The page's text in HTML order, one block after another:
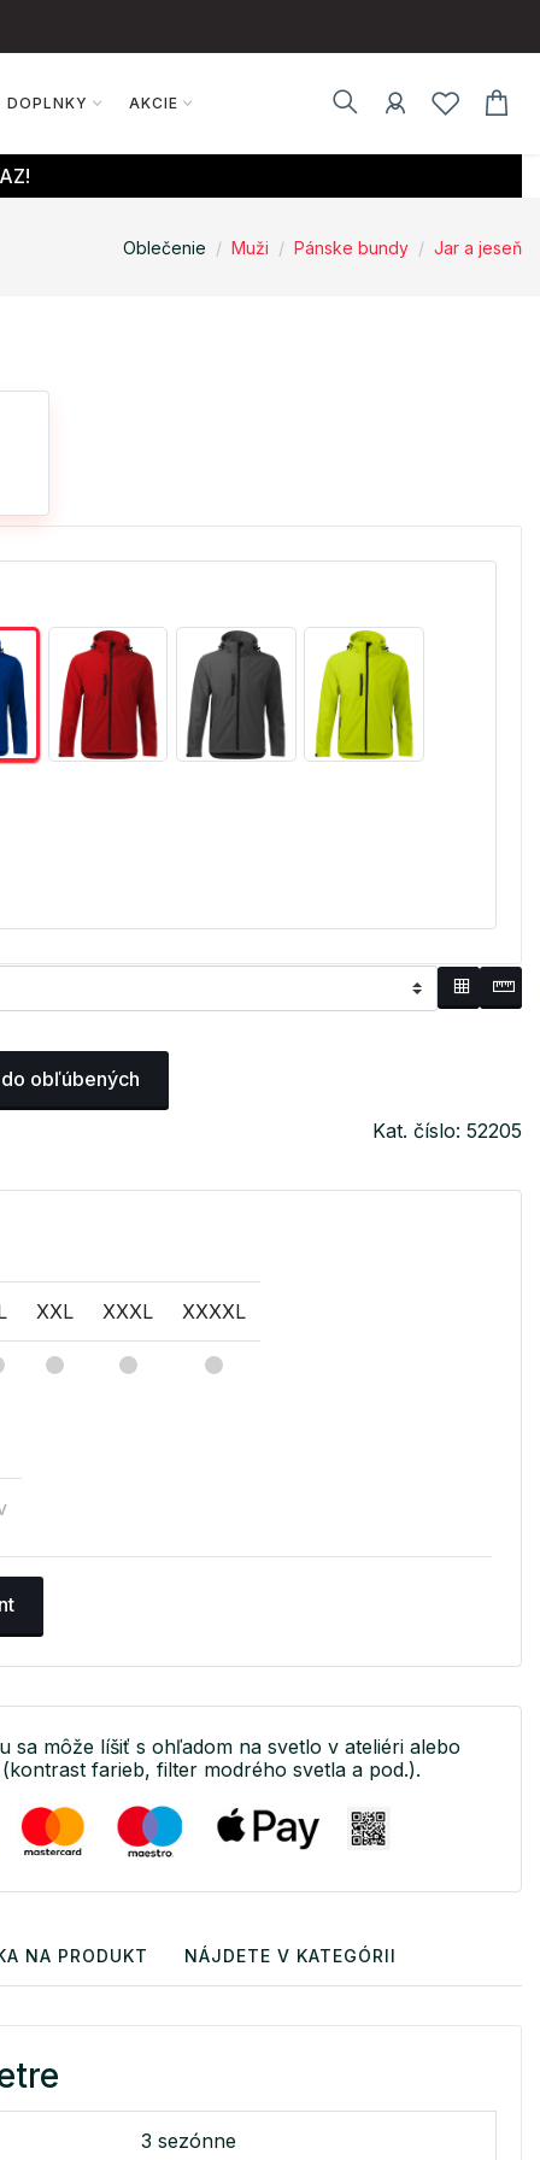
DOPLNKY AKCIE
Oblečenie Muži Pánske bundy Jar a jeseň
obľúbených
Kat. číslo: 52205
XXL XXXL XXXXL
môže líšiť s ohľadom na svetlo v ateliéri alebo
farieb, filter modrého svetla a pod.).
NA PRODUKT NÁJDETE V KATEGÓRII
3 sezónne